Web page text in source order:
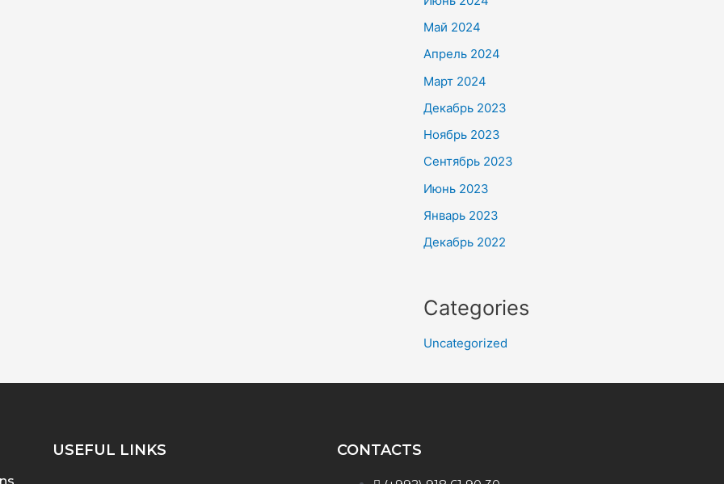
Май 2024
Апрель 2024
Март 2024
Декабрь 2023
Ноябрь 2023
Сентябрь 2023
Июнь 2023
Январь 2023
Декабрь 2022
Categories
Uncategorized
USEFUL LINKS CONTACTS